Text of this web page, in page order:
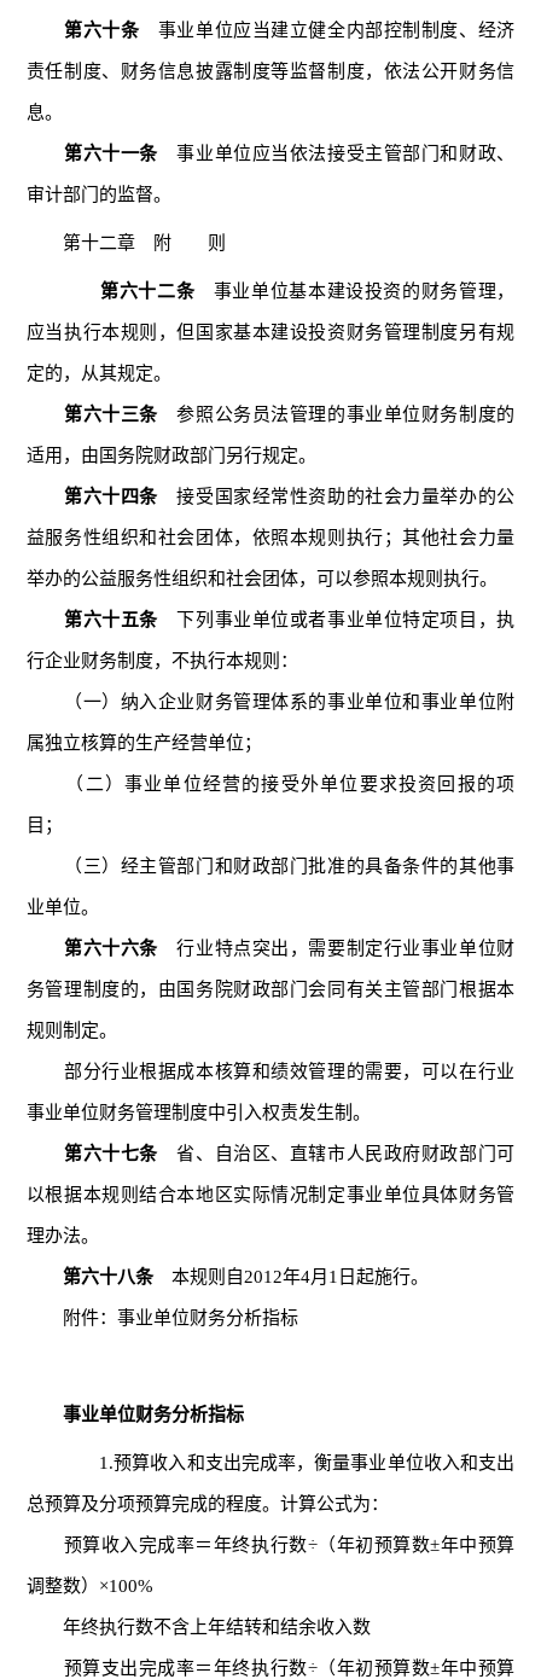
第六十条事业单位应当建立健全内部控制制度、经济
责任制度、财务信息披露制度等监督制度，依法公开财务信
息。
第六十一条事业单位应当依法接受主管部门和财政、
审计部门的监督。
第十二章 附 则
第六十二条事业单位基本建设投资的财务管理，
应当执行本规则，但国家基本建设投资财务管理制度另有规
定的，从其规定。
第六十三条参照公务员法管理的事业单位财务制度的
适用，由国务院财政部门另行规定。
第六十四条接受国家经常性资助的社会力量举办的公
益服务性组织和社会团体，依照本规则执行；其他社会力量
举办的公益服务性组织和社会团体，可以参照本规则执行。
第六十五条下列事业单位或者事业单位特定项目，执
行企业财务制度，不执行本规则：
（一）纳入企业财务管理体系的事业单位和事业单位附
属独立核算的生产经营单位；
（二）事业单位经营的接受外单位要求投资回报的项
目；
（三）经主管部门和财政部门批准的具备条件的其他事
业单位。
第六十六条行业特点突出，需要制定行业事业单位财
务管理制度的，由国务院财政部门会同有关主管部门根据本
规则制定。
部分行业根据成本核算和绩效管理的需要，可以在行业
事业单位财务管理制度中引入权责发生制。
第六十七条省、自治区、直辖市人民政府财政部门可
以根据本规则结合本地区实际情况制定事业单位具体财务管
理办法。
第六十八条本规则自2012年4月1日起施行。
附件：事业单位财务分析指标
事业单位财务分析指标
1.预算收入和支出完成率，衡量事业单位收入和支出
总预算及分项预算完成的程度。计算公式为：
预算收入完成率＝年终执行数÷（年初预算数±年中预算
调整数）×100%
年终执行数不含上年结转和结余收入数
预算支出完成率＝年终执行数÷（年初预算数±年中预算